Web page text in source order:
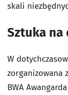
skali
Sztuka na
W
zorganizowana
BWA